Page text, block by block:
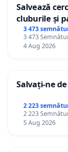
Salvează
cluburile și
3 473
3 473
4 Aug 2026
Salvați-ne
2 223
2 223
5 Aug 2026